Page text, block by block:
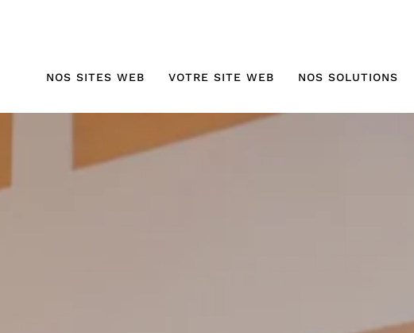
NOS SITES WEB VOTRE SITE WEB NOS SOLUTIONS